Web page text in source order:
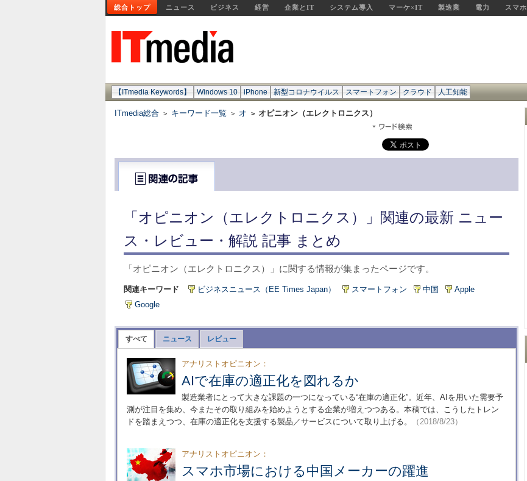
総合トップ ニュース ビジネス 経営 企業とIT システム導入 マーケ×IT 製造業 電力 スマホ
【ITmedia Keywords】 Windows 10 iPhone 新型コロナウイルス スマートフォン クラウド 人工知能
ITmedia総合 > キーワード一覧 > オ > オピニオン（エレクトロニクス）
「オピニオン（エレクトロニクス）」関連の最新 ニュー
ス・レビュー・解説 記事 まとめ
「オピニオン（エレクトロニクス）」に関する情報が集まったページです。
関連キーワード ビジネスニュース（EE Times Japan） スマートフォン 中国
Apple
Google
すべて ニュース レビュー
アナリストオピニオン：
AIで在庫の適正化を図れるか
製造業者にとって大きな課題の一つになっている“在庫の適正化”。近年、AIを用いた需要予
測が注目を集め、今またその取り組みを始めようとする企業が増えつつある。本稿では、こうしたトレン
ドを踏まえつつ、在庫の適正化を支援する製品／サービスについて取り上げる。
（2018/8/23）
アナリストオピニオン：
スマホ市場における中国メーカーの躍進